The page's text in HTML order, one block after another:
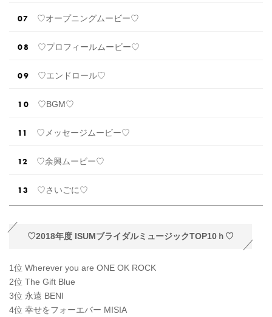
♡オープニングムービー♡
♡プロフィールムービー♡
♡エンドロール♡
♡BGM♡
♡メッセージムービー♡
♡余興ムービー♡
♡さいごに♡
♡2018年度 ISUMブライダルミュージックTOP10ｈ♡
1位 Wherever you are ONE OK ROCK
2位 The Gift Blue
3位 永遠 BENI
4位 幸せをフォーエバー MISIA